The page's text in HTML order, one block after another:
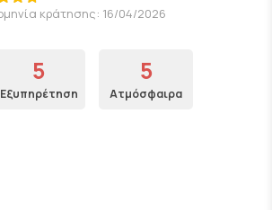
κράτησης: 16/04/2026
5
Εξυπηρέτηση
5
Ατμόσφαιρα